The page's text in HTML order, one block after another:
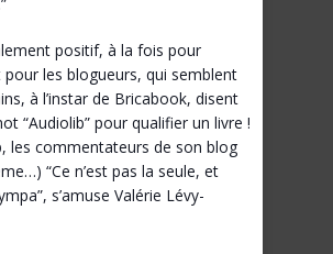
positif, à la fois pour
pour les blogueurs, qui semblent
à l’instar de Bricabook, disent
“Audiolib” pour qualifier un livre !
les commentateurs de son blog
“Ce n’est pas la seule, et
s’amuse Valérie Lévy-